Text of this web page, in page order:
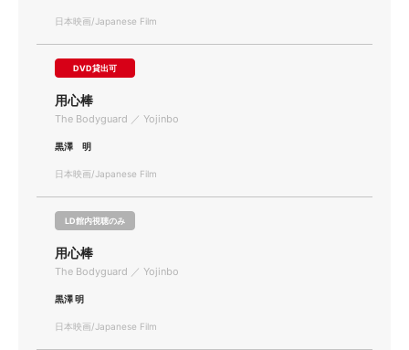
日本映画/Japanese Film
DVD貸出可
用心棒
The Bodyguard ／ Yojinbo
黒澤 明
日本映画/Japanese Film
LD館内視聴のみ
用心棒
The Bodyguard ／ Yojinbo
黒澤 明
日本映画/Japanese Film